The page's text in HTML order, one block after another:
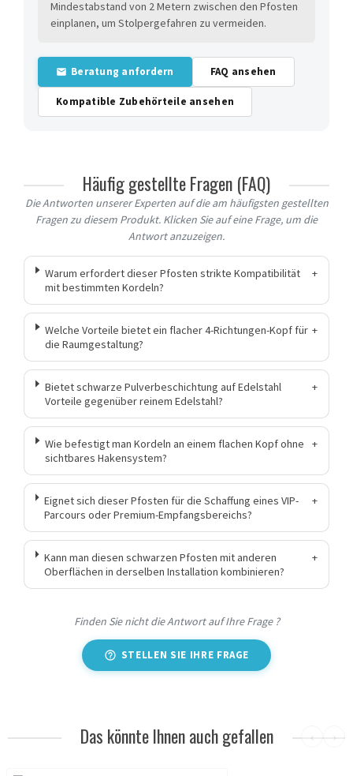
Mindestabstand von 2 Metern zwischen den Pfosten
einplanen, um Stolpergefahren zu vermeiden.
Beratung anfordern FAQ ansehen
Kompatible Zubehörteile ansehen
Häufig gestellte Fragen (FAQ)
Die Antworten unserer Experten auf die am häufigsten gestellten
Fragen zu diesem Produkt. Klicken Sie auf eine Frage, um die
Antwort anzuzeigen.
Warum erfordert dieser Pfosten strikte Kompatibilität
mit bestimmten Kordeln?
+
Welche Vorteile bietet ein flacher 4-Richtungen-Kopf für
die Raumgestaltung?
+
Bietet schwarze Pulverbeschichtung auf Edelstahl
Vorteile gegenüber reinem Edelstahl?
+
Wie befestigt man Kordeln an einem flachen Kopf ohne
sichtbares Hakensystem?
+
Eignet sich dieser Pfosten für die Schaffung eines VIP-
Parcours oder Premium-Empfangsbereichs?
+
Kann man diesen schwarzen Pfosten mit anderen
Oberflächen in derselben Installation kombinieren?
+
Finden Sie nicht die Antwort auf Ihre Frage ?
STELLEN SIE IHRE FRAGE
Das könnte Ihnen auch gefallen ‹ ›